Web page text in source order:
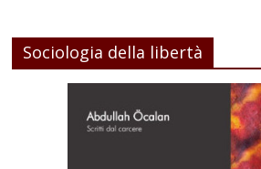
Sociologia della libertà